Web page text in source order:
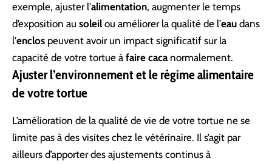
exemple, ajuster l’alimentation, augmenter le temps
d’exposition au soleil ou améliorer la qualité de l’eau dans
l’enclos peuvent avoir un impact significatif sur la
capacité de votre tortue à faire cacanormalement.
Ajuster l’environnement et le régime alimentaire
de votre tortue
L’amélioration de la qualité de vie de votre tortue ne se
limite pas à des visites chez le vétérinaire. Il s’agit par
ailleurs d’apporter des ajustements continus à